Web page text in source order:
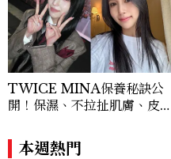
I、
rriott等頂級飯
0篇深度
「玩咖懶
角提供讀
品質生活旅遊
TWICE MINA保養秘訣公
開！保濕、不拉扯肌膚、皮拉
肌
本週熱門